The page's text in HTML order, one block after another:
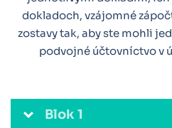
dokladoch, vzájomné
zostavy tak, aby ste mohli
podvojné účtovníctvo v
Blok 1